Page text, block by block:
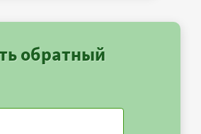
обратный